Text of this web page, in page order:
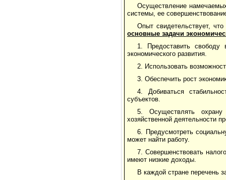
Осуществление
системы, ее
Опыт свидетельствует,
основные задачи
1. Предоставить свободу
экономического развития.
2. Использовать
3. Обеспечить рост
4. Добиваться
субъектов.
5. Осуществлять охрану
хозяйственной деятельности
6. Предусмотреть
может найти работу.
7. Совершенствовать
имеют низкие доходы.
В каждой стране перечень